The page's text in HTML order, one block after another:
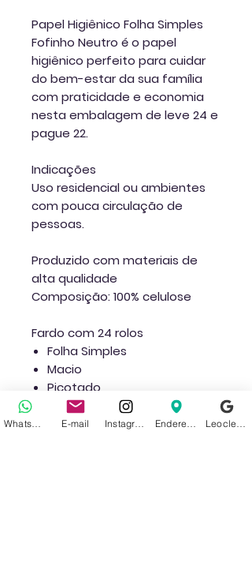
Papel Higiênico Folha Simples
Fofinho Neutro é o papel
higiênico perfeito para cuidar
do bem-estar da sua família
com praticidade e economia
nesta embalagem de leve 24 e
pague 22.
Indicações
Uso residencial ou ambientes
com pouca circulação de
pessoas.
Produzido com materiais de
alta qualidade
Composição: 100% celulose
Fardo com 24 rolos
Folha Simples
Macio
Picotado
Tamanho: 30 metros cada
roloE-mail